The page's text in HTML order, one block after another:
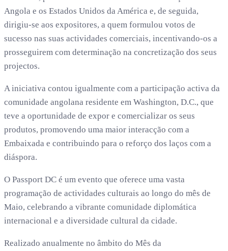
Angola e os Estados Unidos da América e, de seguida,
dirigiu-se aos expositores, a quem formulou votos de
sucesso nas suas actividades comerciais, incentivando-os a
prosseguirem com determinação na concretização dos seus
projectos.
A iniciativa contou igualmente com a participação activa da
comunidade angolana residente em Washington, D.C., que
teve a oportunidade de expor e comercializar os seus
produtos, promovendo uma maior interacção com a
Embaixada e contribuindo para o reforço dos laços com a
diáspora.
O Passport DC é um evento que oferece uma vasta
programação de actividades culturais ao longo do mês de
Maio, celebrando a vibrante comunidade diplomática
internacional e a diversidade cultural da cidade.
Realizado anualmente no âmbito do Mês da